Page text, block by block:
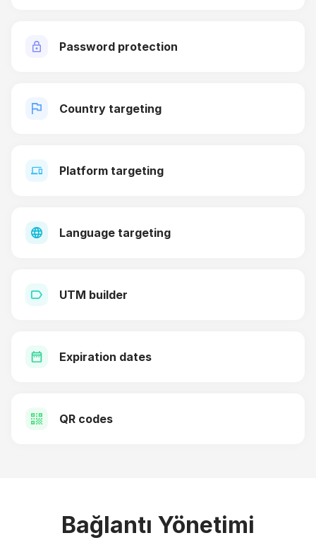
Password protection
Country targeting
Platform targeting
Language targeting
UTM builder
Expiration dates
QR codes
Bağlantı Yönetimi